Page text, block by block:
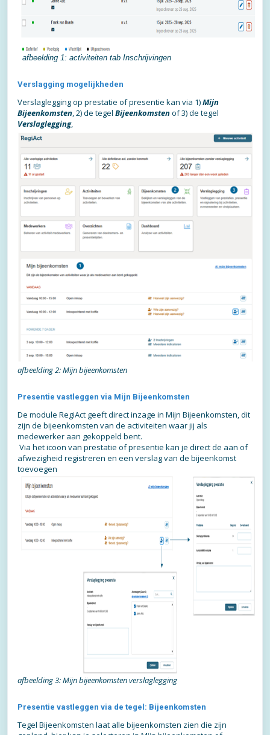
afbeelding 1: activiteiten tab Inschrijvingen
Verslagging mogelijkheden
Verslaglegging op prestatie of presentie kan via 1)Mijn
Bijeenkomsten, 2) de tegel Bijeenkomstenof 3) de tegel
Verslaglegging,
afbeelding 2: Mijn bijeenkomsten
Presentie vastleggen via Mijn Bijeenkomsten
De module RegiAct geeft direct inzage in Mijn Bijeenkomsten, dit
zijn de bijeenkomsten van de activiteiten waar jij als
medewerker aan gekoppeld bent.
Via het icoon van prestatie of presentie kan je direct de aan of
afwezigheid registreren en een verslag van de bijeenkomst
toevoegen
afbeelding 3: Mijn bijeenkomsten verslaglegging
Presentie vastleggen via de tegel: Bijeenkomsten
Tegel Bijeenkomsten laat alle bijeenkomsten zien die zijn